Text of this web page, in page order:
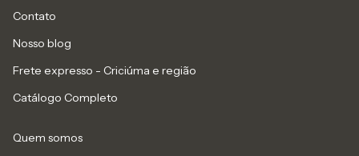
Contato
Nosso blog
Frete expresso - Criciúma e região
Catálogo Completo
Quem somos